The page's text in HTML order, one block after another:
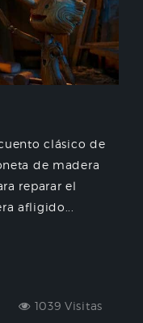
clásico de
de madera
reparar el
afligido...
1039 Visitas